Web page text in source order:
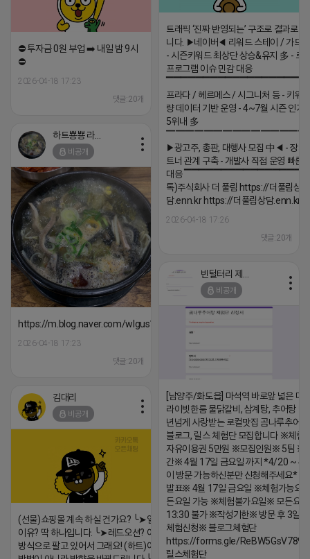
트래픽 ‘진짜 반영되는’ 구조로 결과로
니다. ▶네이버◀ 리워드 스테이 / 가드 /
- 시즌키워드 최상단 상승&유지 多 - 로
프로그램 이슈 민감 대응
▔▔▔▔▔▔▔▔▔▔▔▔▔▔▔▔▔▔ ▶
프라다 / 헤르메스 / 시그니처 등 - 키워
량 데이터 기반 운영 - 4~7월 시즌 인기
5위내 多
▶광고주, 총판, 대행사 모집 中◀ - 장기
트너 관계 구축 - 개발사 직접 운영 빠른
대응
톡)주식회사 더 풀림 https://더풀림상
담.enn.kr https://더풀림상담.enn.kr
2026-04-18 17:26
댓글:20개
⛔️ 투자금 0원 부업 ➡️ 내일 밤 9시
⛔️
2026-04-18 17:23
댓글:20개
하트뿅뿅 라이언
비공개
https://m.blog.naver.com/wlgus1647/224253846149
2026-04-18 17:23
댓글:20개
비공개
[남양주/화도읍] 마석역 바로앞 넓은 매
라이빗한룸 물닭갈비, 삼계탕, 추어탕 맛
년넘게 사랑받는 로컬맛집 곰나루추어
블로그, 릴스 체험단 모집합니다 ※체험
자유이용권 5만원 ※모집인원※ 5팀 ※
간※ 4월 17일 금요일 까지 *4/20 ~ 4/
이 방문 가능하신분만 신청해주세요* ※
발표※ 4월 17일 금요일 ※체험가능요
든요일 가능 ※체험불가요일※ 모든요
13:30 불가 ※작성기한※ 방문 후 3일
체험신청※ 블로그체험단
https://forms.gle/
릴스체험단
김대리
비공개
(선물)쇼핑몰 계속 하실 건가요? ╰➤열심히 해도 안되는
이유? 딱 하나입니다. ╰➤레드오션? 아니요! ╰➤모두 같은
방식으로 팔고 있어서 그래요! (하트)이번엔 다릅니다. ╰➤